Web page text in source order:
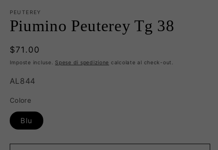
PEUTEREY
Piumino Peuterey Tg 38
Prezzo
di
$71.00
Imposte incluse. Spese di spedizione calcolate al check-out.
SKU:
AL844
Colore
Blu